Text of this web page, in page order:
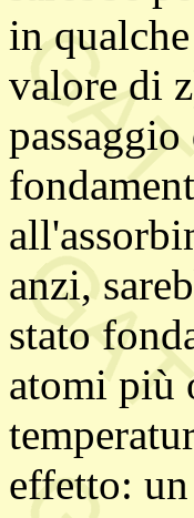
in
valore di
anzi,
stato
atomi più
effetto: